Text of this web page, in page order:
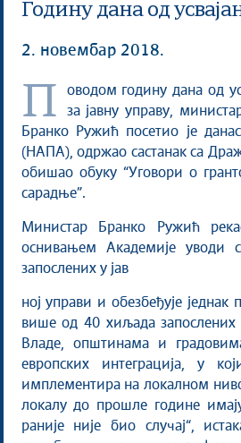
Годину дана од
2. новембар 2018.
Поводом годину дана од усвајања Закона о Националној Академији
за јавну управу,
Бранко Ружић посетио је
(НАПА), одржао састанак са
обишао обуку “Уговори о
сарадње”.
Министар Бранко Ружић
оснивањем Академије уводи
запослених у јав
ној управи и обезбеђује
више од 40 хиљада
Владе, општинама и
европских интеграција, у
имплементира на локалном
локалу до прошле године
раније није био случај“,